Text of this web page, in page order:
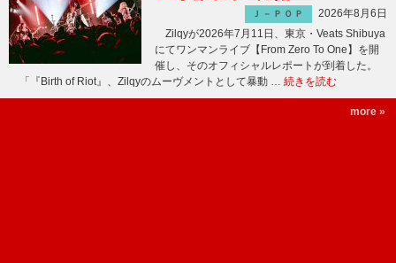
Ｊ－ＰＯＰ
2026年8月6日
Zilqyが2026年7月11日、東京・Veats Shibuya
にてワンマンライブ【From Zero To One】を開
催し、そのオフィシャルレポートが到着した。
「『Birth of Riot』、Zilqyのムーヴメントとして暴動 … 続きを読む
more »